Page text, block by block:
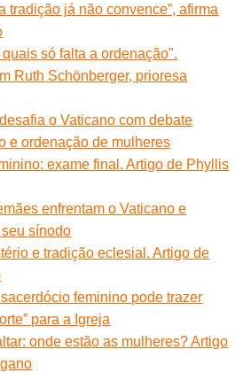
tradição já não convence”, afirma
só falta a ordenação".
Ruth Schönberger, prioresa
o Vaticano com debate
e ordenação de mulheres
exame final. Artigo de Phyllis
enfrentam o Vaticano e
sínodo
e tradição eclesial. Artigo de
feminino pode trazer
para a Igreja
onde estão as mulheres? Artigo